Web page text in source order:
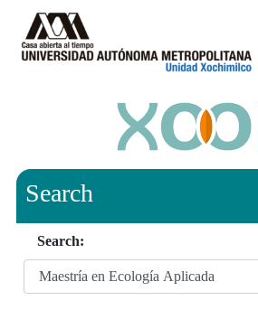
Search
Search: